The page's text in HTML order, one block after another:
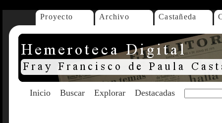
Proyecto Archivo Castañeda
Inicio Buscar Explorar Destacadas